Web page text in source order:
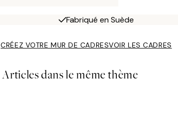
Fabriqué en Suède
CRÉEZ VOTRE MUR DE CADRESVOIR LES CADRES
Articles dans le même thème